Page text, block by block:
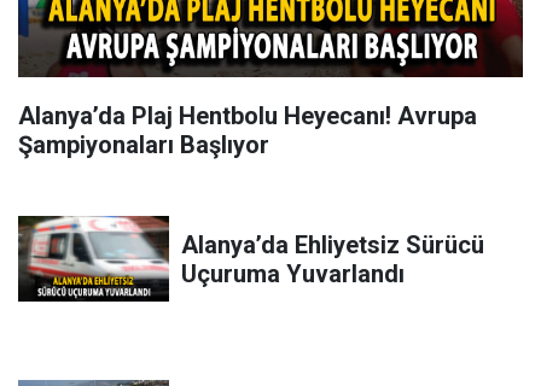
Alanya’da Plaj Hentbolu Heyecanı! Avrupa
Şampiyonaları Başlıyor
Alanya’da Ehliyetsiz Sürücü
Uçuruma Yuvarlandı